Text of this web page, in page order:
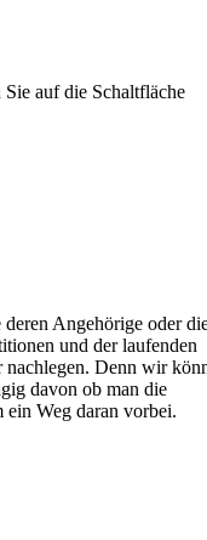
auf die Schaltfläche
Angehörige oder
und der laufenden
nachlegen. Denn wir
davon ob man die
Weg daran vorbei.